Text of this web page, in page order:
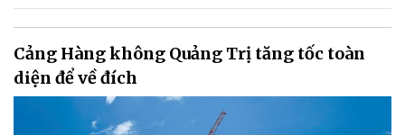
Cảng Hàng không Quảng Trị tăng tốc toàn
diện để về đích